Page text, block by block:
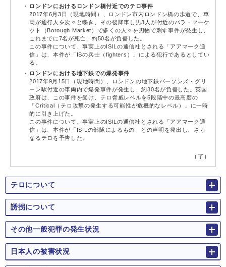
ロンドンにおけるロンドン橋付近でのテロ事件
2017年6月3日（現地時間）、ロンドン市内ロンドン橋の歩道で、車
両が通行人を次々と轢き、その後降車し男3人が付近のバラ・マーケ
ット（Borough Market）で多くの人々を刃物で刺す事件が発生し、
これまでに7名が死亡、約50名が負傷した。
この事件について、事実上のISILの通信社とされる「アアマーク通
信」は、本件が「ISの兵士（fighters）」による犯行であるとしてい
る。
ロンドンにおける地下鉄での爆発事件
2017年9月15日（現地時間）、ロンドンの地下鉄パーソンズ・グリ
ーン駅付近の車両内で爆発事件が発生し、約30名が負傷した。英国
政府は、この事件を受け、テロ脅威レベルを5段階中の最高度の
「Critical（テロ攻撃の発生する可能性が危機的なレベル）」に一時
的に引き上げた。
この事件について、事実上のISILの通信社とされる「アアマーク通
信」は、本件が「ISILの部隊によるもの」との声明を発出し、さら
なるテロを予告した。
（了）
テロについて
誘拐について
その他一般犯罪の発生状況
日本人の被害状況